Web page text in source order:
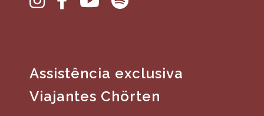
Assistência exclusiva
Viajantes Chörten